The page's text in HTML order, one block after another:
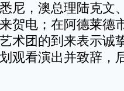
尼，澳总理陆克文
贺电；在阿德莱德
术团的到来表示诚
观看演出并致辞，